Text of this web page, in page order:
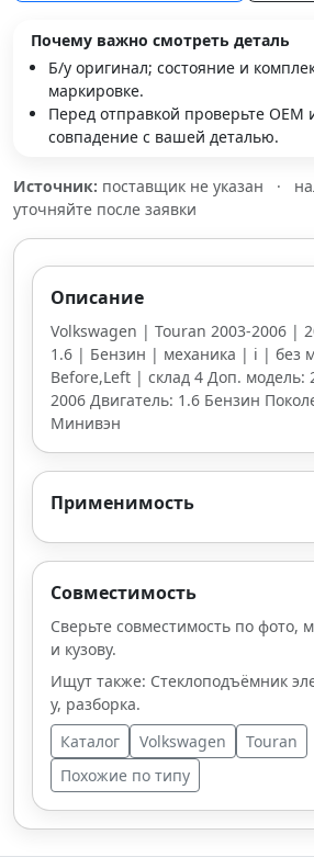
Почему важно смотреть деталь
Б/у оригинал; состояние и
маркировке.
Перед отправкой проверьте OEM
совпадение с вашей деталью.
Источник: поставщик не указан ·
уточняйте после заявки
Описание
Volkswagen | Touran 2003-2006 |
1.6 | Бензин | механика | i | без
Before,Left | склад 4 Доп. модель:
2006 Двигатель: 1.6 Бензин
Минивэн
Применимость
Совместимость
Сверьте совместимость по фото,
и кузову.
Ищут также: Стеклоподъёмник
у, разборка.
Каталог
Volkswagen
Touran
Похожие по типу